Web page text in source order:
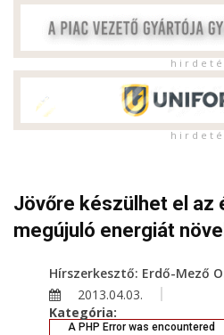
h i r d e t é
h i r d e t é
Jövőre készülhet el az
megújuló energiát
Hírszerkesztő: Erdő-Mező
2013.04.03.
Kategória:
A PHP Error was encountered